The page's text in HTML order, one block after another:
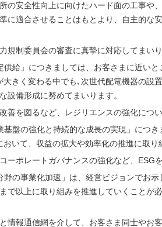
の安全性向上に向けたハード面の工事や
に適合させることはもとより、自主的な
規制委員会の審査に真摯に対応してまいり
供給」につきましては、お客さまに近い
大きく変わる中でも､次世代配電機器の設
設備形成に努めてまいります。
善を図るなど、レジリエンスの強化につ
盤の強化と持続的な成長の実現」につ
いて、収益の拡大や効率化の推進に取り
ーポレートガバナンスの強化など、ESG
野の事業化加速」は、経営ビジョンでお
で以上に取り組みを推進していくことが
情報通信網を介して、お客さま同士やお